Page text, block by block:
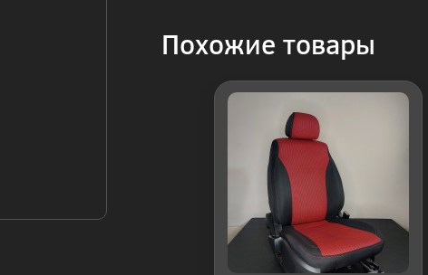
Похожие товары